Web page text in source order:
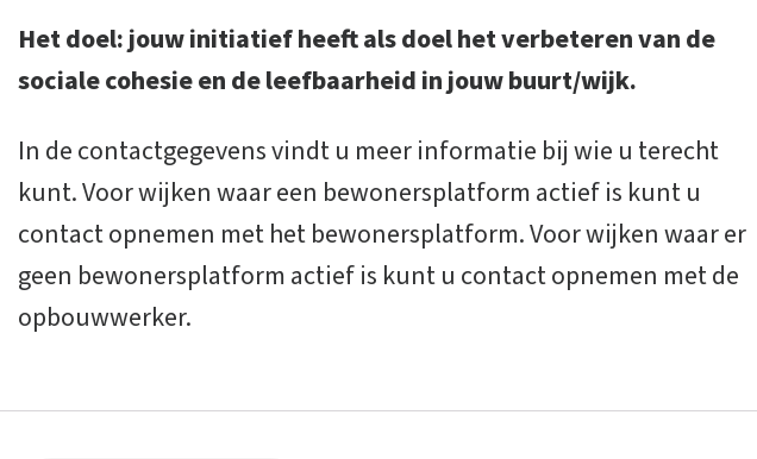
Het doel: jouw initiatief heeft als doel het verbeteren van de
sociale cohesie en de leefbaarheid in jouw buurt/wijk.
In de contactgegevens vindt u meer informatie bij wie u terecht
kunt. Voor wijken waar een bewonersplatform actief is kunt u
contact opnemen met het bewonersplatform. Voor wijken waar er
geen bewonersplatform actief is kunt u contact opnemen met de
opbouwwerker.